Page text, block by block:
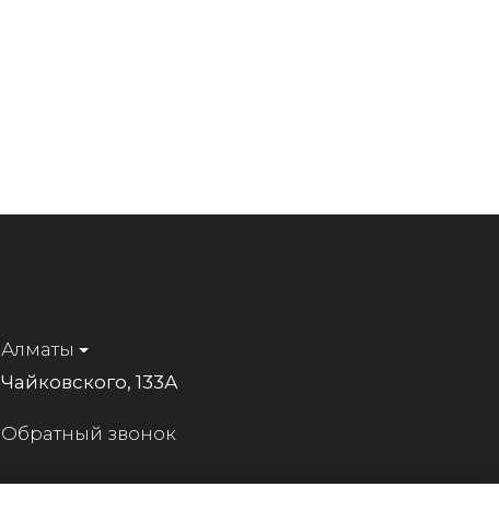
Алматы
Чайковского, 133А
Обратный звонок